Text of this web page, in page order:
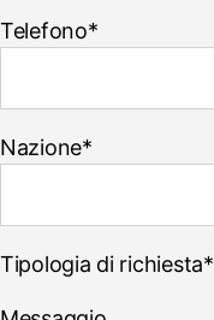
Telefono*
Nazione*
Tipologia di richiesta*